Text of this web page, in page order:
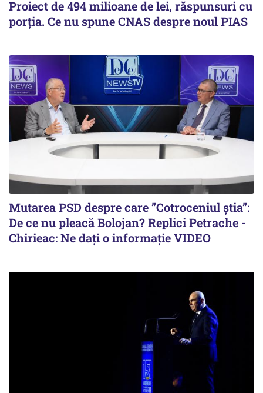
Proiect de 494 milioane de lei, răspunsuri cu
porția. Ce nu spune CNAS despre noul PIAS
Mutarea PSD despre care ”Cotroceniul știa”:
De ce nu pleacă Bolojan? Replici Petrache -
Chirieac: Ne dați o informație VIDEO